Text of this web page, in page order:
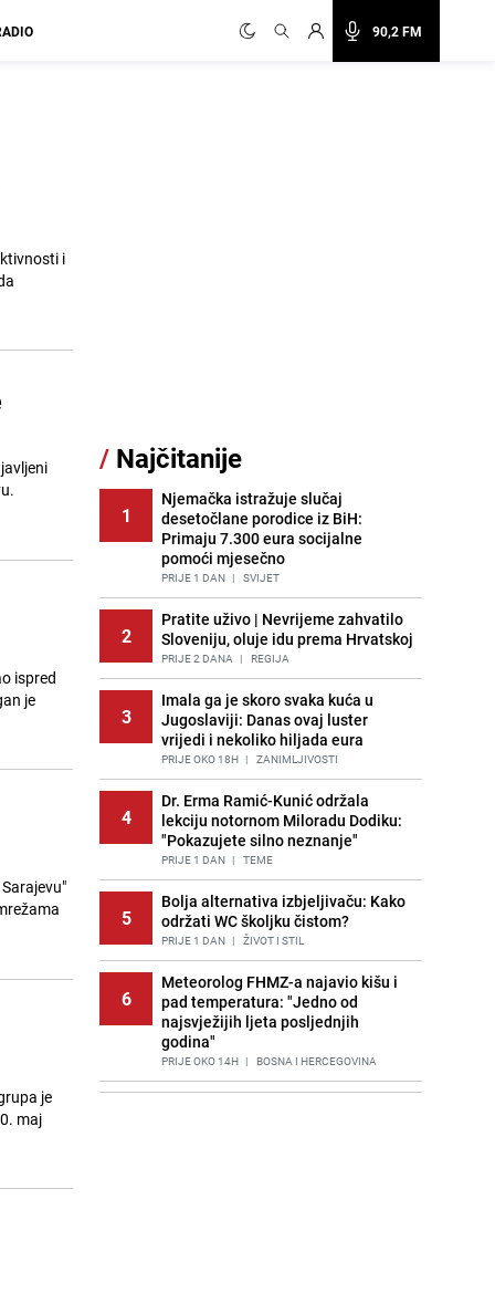
90,2 FM
i
ispred
je
je
maj
/ Najčitanije
1
Njemačka istražuje slučaj
desetočlane porodice iz BiH:
Primaju 7.300 eura socijalne
pomoći mjesečno
PRIJE 1 DAN | SVIJET
2
Pratite uživo | Nevrijeme zahvatilo
Sloveniju, oluje idu prema Hrvatskoj
PRIJE 2 DANA | REGIJA
3
Imala ga je skoro svaka kuća u
Jugoslaviji: Danas ovaj luster
vrijedi i nekoliko hiljada eura
PRIJE OKO 18H | ZANIMLJIVOSTI
4
Dr. Erma Ramić-Kunić održala
lekciju notornom Miloradu Dodiku:
"Pokazujete silno neznanje"
PRIJE 1 DAN | TEME
5
Bolja alternativa izbjeljivaču: Kako
održati WC školjku čistom?
PRIJE 1 DAN | ŽIVOT I STIL
6
Meteorolog FHMZ-a najavio kišu i
pad temperatura: "Jedno od
najsvježijih ljeta posljednjih
godina"
PRIJE OKO 14H | BOSNA I HERCEGOVINA